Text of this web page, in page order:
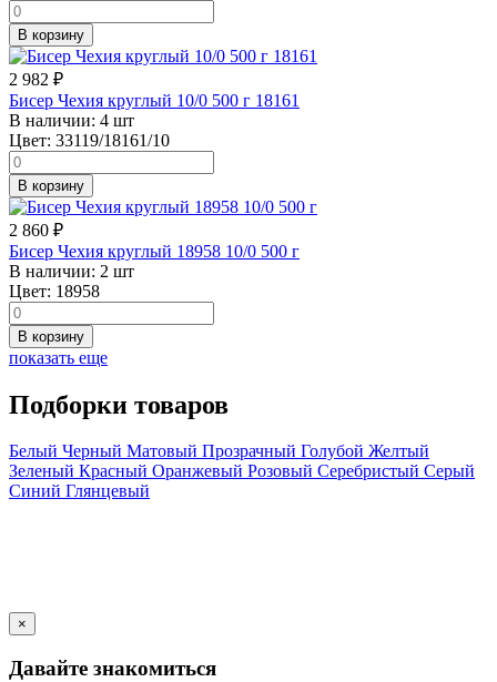
В корзину
2 982 ₽
Бисер Чехия круглый 10/0 500 г 18161
В наличии: 4 шт
Цвет: 33119/18161/10
В корзину
2 860 ₽
Бисер Чехия круглый 18958 10/0 500 г
В наличии: 2 шт
Цвет: 18958
В корзину
показать еще
Подборки товаров
Белый Черный Матовый Прозрачный Голубой Желтый
Зеленый Красный Оранжевый Розовый Серебристый Серый
Синий Глянцевый
×
Давайте знакомиться